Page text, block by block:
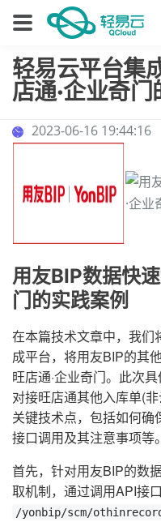
轻易云平台集
店通·企业奇
2023-06-16 19:44:16
用友BIP数据快
门的实践案例
在本篇技术文章中，我们
成平台，将用友BIP的其
旺店通·企业奇门。此次
对接旺店通其他入库单(
关键技术点，包括如何确
接口调用及其注意事项等。
首先，针对用友BIP的数
取机制，通过调用API接口
/yonbip/scm/